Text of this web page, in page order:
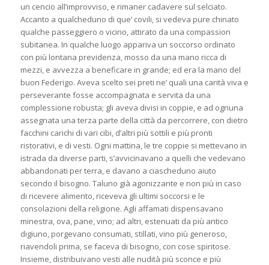
un cencio all’improvviso, e rimaner cadavere sul selciato.
Accanto a qualcheduno di que’ covili, si vedeva pure chinato
qualche passeggiero o vicino, attirato da una compassion
subitanea. In qualche luogo appariva un soccorso ordinato
con più lontana previdenza, mosso da una mano ricca di
mezzi, e avvezza a beneficare in grande; ed era la mano del
buon Federigo. Aveva scelto sei preti ne’ quali una carità viva e
perseverante fosse accompagnata e servita da una
complessione robusta; gli aveva divisi in coppie, e ad ognuna
assegnata una terza parte della città da percorrere, con dietro
facchini carichi di vari cibi, d’altri più sottili e più pronti
ristorativi, e di vesti. Ogni mattina, le tre coppie si mettevano in
istrada da diverse parti, s’avvicinavano a quelli che vedevano
abbandonati per terra, e davano a ciascheduno aiuto
secondo il bisogno. Taluno già agonizzante e non più in caso
di ricevere alimento, riceveva gli ultimi soccorsi e le
consolazioni della religione. Agli affamati dispensavano
minestra, ova, pane, vino; ad altri, estenuati da più antico
digiuno, porgevano consumati, stillati, vino più generoso,
riavendoli prima, se faceva di bisogno, con cose spiritose.
Insieme, distribuivano vesti alle nudità più sconce e più